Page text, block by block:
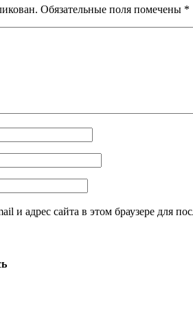
Обязательные поля помечены *
и адрес сайта в этом браузере для